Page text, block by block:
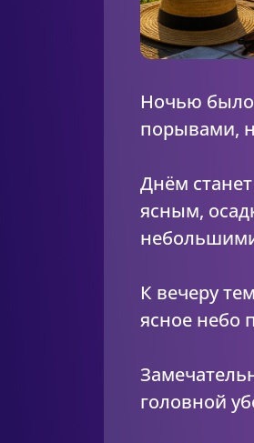
Ночью было
порывами,
Днём
ясным,
К вечеру
ясное небо
головной